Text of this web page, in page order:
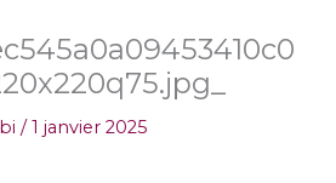
/1 janvier 2025